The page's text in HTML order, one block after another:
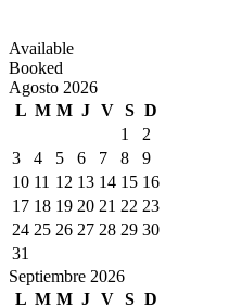
Available
Booked
Agosto 2026
L M M J V S D
1
2
3
4 5 6 7 8
9
10 11 12 13 14 15 16
17 18 19 20 21 22 23
24 25 26 27 28 29 30
31
Septiembre 2026
L M M J V S D